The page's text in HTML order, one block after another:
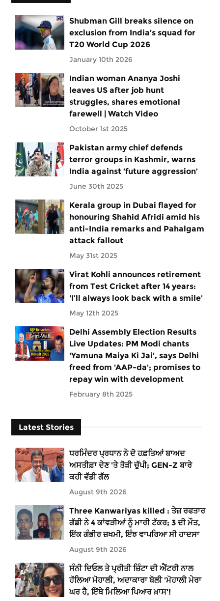
Shubman Gill breaks silence on
exclusion from India’s squad for
T20 World Cup 2026
January 10th 2026
Indian woman Ananya Joshi
leaves US after job hunt
struggles, shares emotional
farewell | Watch Video
October 1st 2025
Pakistan army chief defends
terror groups in Kashmir, warns
India against ‘future aggression’
June 30th 2025
Kerala group in Dubai flayed for
honouring Shahid Afridi amid his
anti-India remarks and Pahalgam
attack fallout
May 31st 2025
Virat Kohli announces retirement
from Test Cricket after 14 years:
'I’ll always look back with a smile'
May 12th 2025
Delhi Assembly Election Results
Live Updates: PM Modi chants
'Yamuna Maiya Ki Jai', says Delhi
freed from 'AAP-da'; promises to
repay win with development
February 8th 2025
Latest Stories
ਧਰਮਿੰਦਰ ਪ੍ਰਧਾਨ ਨੇ ਦੋ ਹਫ਼ਤਿਆਂ ਬਾਅਦ
ਅਸਤੀਫ਼ਾ ਦੇਣ 'ਤੇ ਤੋੜੀ ਚੁੱਪੀ; GEN-Z ਬਾਰੇ
ਕਹੀ ਵੱਡੀ ਗੱਲ
August 9th 2026
Three Kanwariyas killed : ਤੇਜ਼ ਰਫਤਾਰ
ਗੱਡੀ ਨੇ 4 ਕਾਂਵੜੀਆਂ ਨੂੰ ਮਾਰੀ ਟੱਕਰ; 3 ਦੀ ਮੌਤ,
ਇੱਕ ਗੰਭੀਰ ਜ਼ਖਮੀ, ਇੰਝ ਵਾਪਰਿਆ ਸੀ ਹਾਦਸਾ
August 9th 2026
ਸੰਨੀ ਦਿਓਲ ਤੇ ਪ੍ਰੀਤੀ ਜ਼ਿੰਟਾ ਦੀ ਐਂਟਰੀ ਨਾਲ
ਹੱਲਿਆ ਮੋਹਾਲੀ, ਅਦਾਕਾਰਾ ਬੋਲੀ 'ਮੋਹਾਲੀ ਮੇਰਾ
ਘਰ ਹੈ, ਇੱਥੇ ਮਿਲਿਆ ਪਿਆਰ ਖ਼ਾਸ'!